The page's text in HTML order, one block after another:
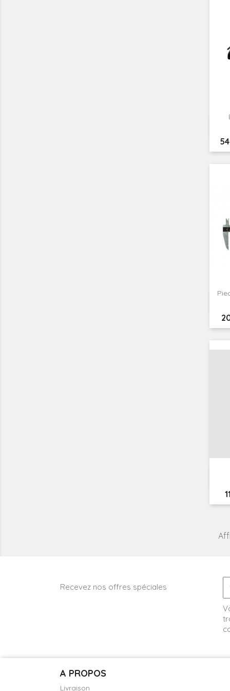
Recevez nos offres spéciales
A PROPOS
Livraison